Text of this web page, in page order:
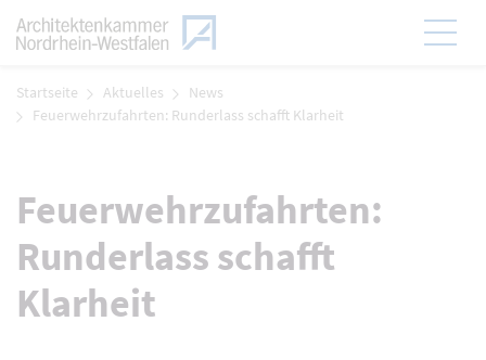
Zum Menü
Startseite Aktuelles
News
Feuerwehrzufahrten: Runderlass schafft Klarheit
Feuerwehrzufahrten:
Runderlass schafft
Klarheit